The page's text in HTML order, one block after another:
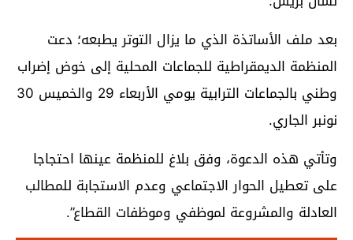
بعد ملف الأساتذة الذي ما يزال التوتر يطبعه؛ دعت
المنظمة الديمقراطية للجماعات المحلية إلى خوض إضراب
وطني بالجماعات الترابية يومي الأربعاء 29 والخميس 30
نونبر الجاري.
وتأتي هذه الدعوة، وفق بلاغ للمنظمة عينها احتجاجا
على تعطيل الحوار الاجتماعي وعدم الاستجابة للمطالب
العادلة والمشروعة لموظفي وموظفات القطاع”.